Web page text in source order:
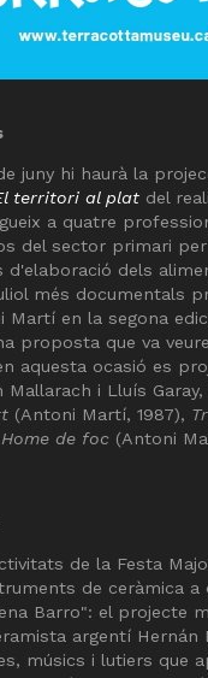
juny hi haurà la
territori al plat del
a quatre
del sector primari
d'elaboració dels
més documentals
Martí en la segona
proposta que va
aquesta ocasió es
Mallarach i Lluís Garay,
(Antoni Martí, 1987),
Home de foc (Antoni
de la Festa
de ceràmica a
Barro": el projecte
argentí Hernán
músics i lutiers que